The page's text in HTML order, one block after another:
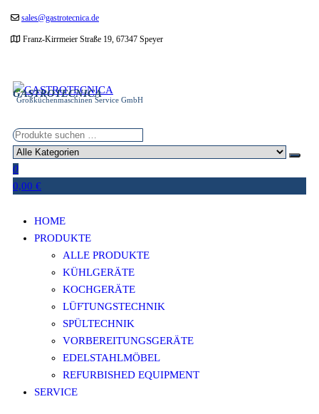
Zumsales@gastrotecnica.de
Franz-Kirrmeier Straße 19, 67347 Speyer
GASTROTECNICA
Großküchenmaschinen Service GmbH
0
0,00 €
HOME
PRODUKTE
ALLE PRODUKTE
KÜHLGERÄTE
KOCHGERÄTE
LÜFTUNGSTECHNIK
SPÜLTECHNIK
VORBEREITUNGSGERÄTE
EDELSTAHLMÖBEL
REFURBISHED EQUIPMENT
SERVICE